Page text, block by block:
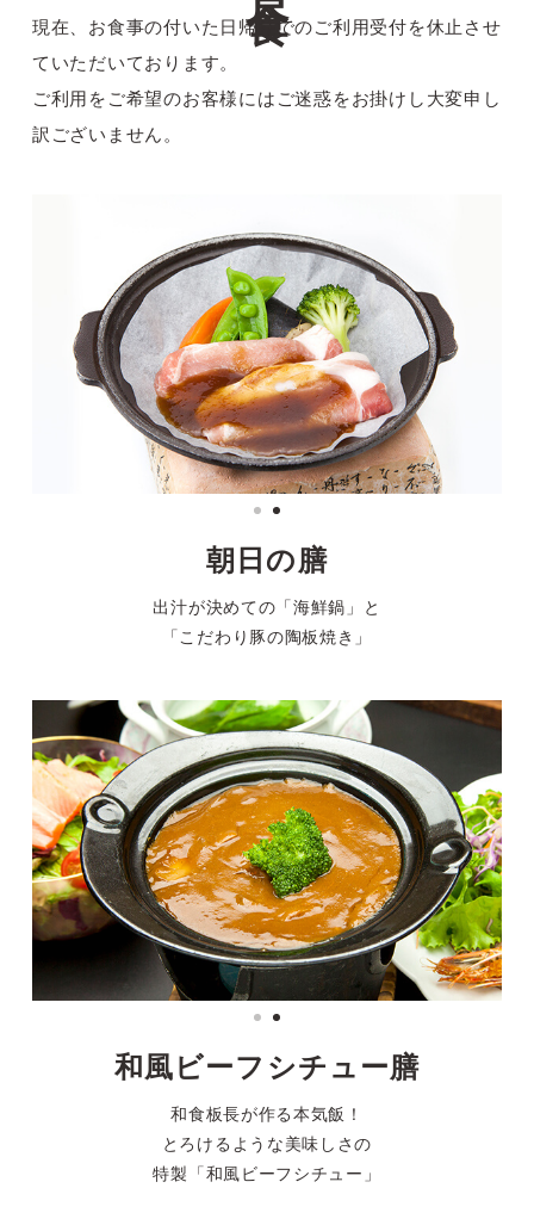
現在、お食事の付いた日帰りでのご利用受付を休止させ
ていただいております。
ご利用をご希望のお客様にはご迷惑をお掛けし大変申し
訳ございません。
朝日の膳
出汁が決めての「海鮮鍋」と
「こだわり豚の陶板焼き」
和風ビーフシチュー膳
和食板長が作る本気飯！
とろけるような美味しさの
特製「和風ビーフシチュー」